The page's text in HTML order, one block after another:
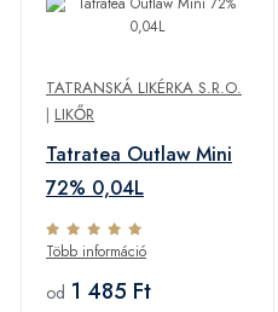
TATRANSKÁ LIKÉRKA S.R.O.
| LIKŐR
Tatratea Outlaw Mini
72% 0,04L
Több információ
od 1 485 Ft